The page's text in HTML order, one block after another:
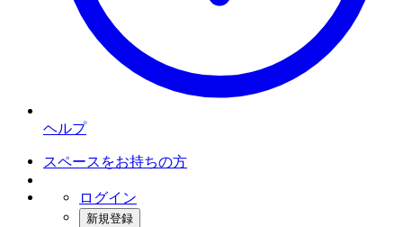
ヘルプ
スペースをお持ちの方
ログイン
新規登録